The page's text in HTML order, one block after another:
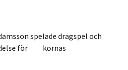
spelade dragspel och
för kornas